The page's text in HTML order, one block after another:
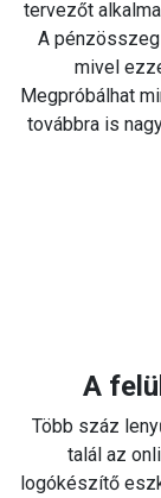
tervezőt
A
mivel
Megpróbálhat
továbbra is
A
Több száz
talál az
logókészítő